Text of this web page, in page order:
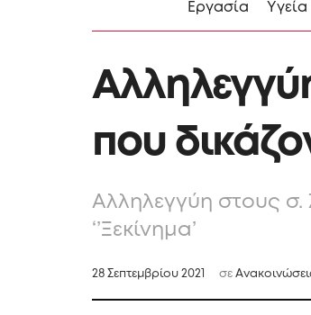
Εργασία Υγεία
που
Αλληλεγγύη στους σ.
‘’Ξεκίνημα’
28 Σεπτεμβρίου 2021 σε